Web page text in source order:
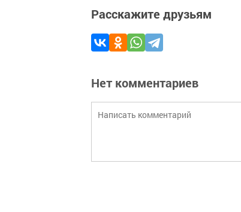
Расскажите друзьям
Нет комментариев